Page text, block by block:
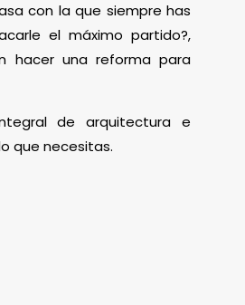
con la que siempre has
el máximo partido?,
hacer una reforma para
de arquitectura e
que necesitas.